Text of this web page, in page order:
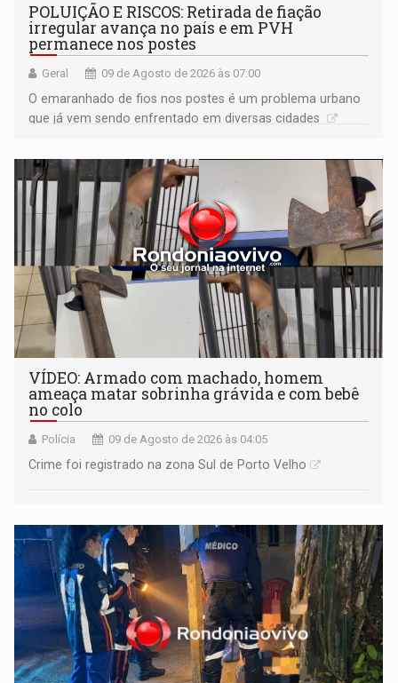
POLUIÇÃO E RISCOS: Retirada de fiação
irregular avança no país e em PVH
permanece nos postes
Geral 09 de Agosto de 2026 às 07:00
O emaranhado de fios nos postes é um problema urbano
que já vem sendo enfrentado em diversas cidades
VÍDEO: Armado com machado, homem
ameaça matar sobrinha grávida e com bebê
no colo
Polícia 09 de Agosto de 2026 às 04:05
Crime foi registrado na zona Sul de Porto Velho